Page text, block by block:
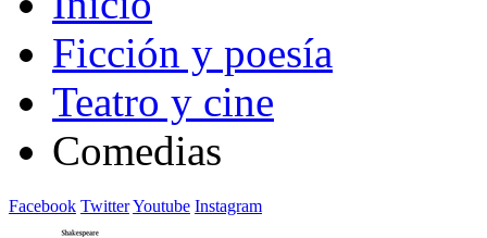
Ficción y poesía
Teatro y cine
Comedias
Facebook TwitterYoutube Instagram